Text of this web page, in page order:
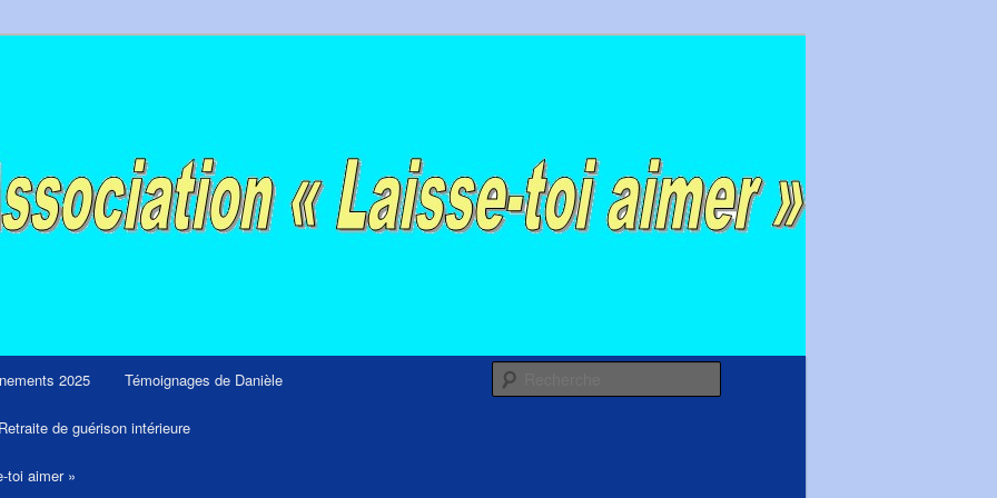
2025 Témoignages de Danièle
Retraite de guérison intérieure
toi aimer »